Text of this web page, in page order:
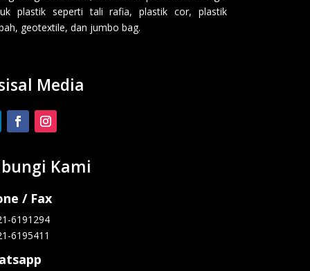
plastik seperti tali rafia, plastik cor, plastik
geotextile, dan jumbo bag.
Media
Kami
/ Fax
6191294
6195411